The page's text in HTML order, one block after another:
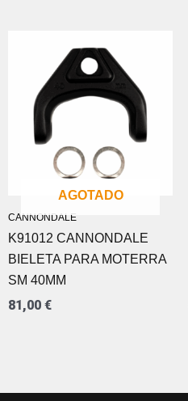
AGOTADO
CANNONDALE
K91012 CANNONDALE
BIELETA PARA MOTERRA
SM 40MM
81,00 €